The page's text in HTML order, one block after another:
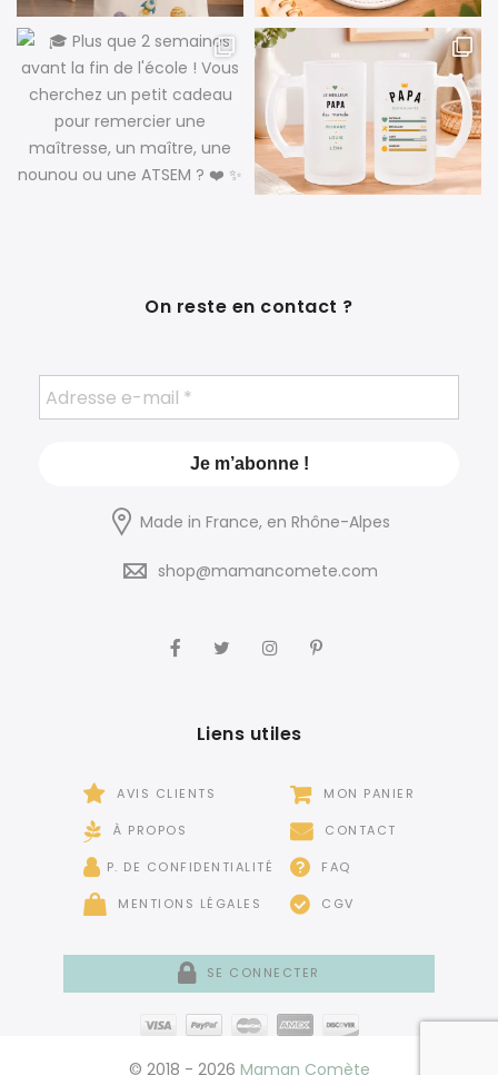
On reste en contact ?
Made in France, en Rhône-Alpes
shop@mamancomete.com
Liens utiles
AVIS CLIENTS
À PROPOS
P. DE CONFIDENTIALITÉ
MENTIONS LÉGALES
MON PANIER
CONTACT
FAQ
CGV
SE CONNECTER
© 2018 - 2026 Maman Comète